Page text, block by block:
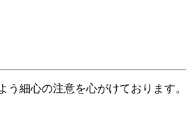
細心の注意を心がけております。